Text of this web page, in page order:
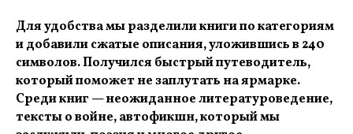
Для удобства мы разделили книги по категориям
и добавили сжатые описания, уложившись в 240
символов. Получился быстрый путеводитель,
который поможет не заплутать на ярмарке.
Среди книг — неожиданное литературоведение,
тексты о войне, автофикшн, который мы